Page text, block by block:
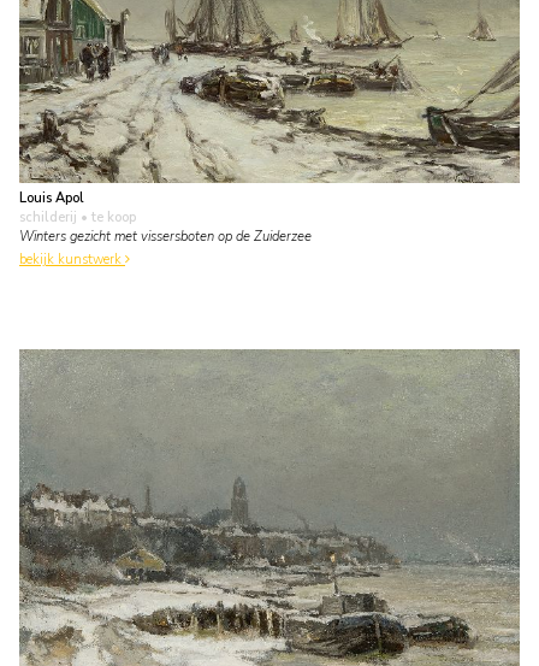
Louis Apol
schilderij • te koop
Winters gezicht met vissersboten op de Zuiderzee
bekijk kunstwerk